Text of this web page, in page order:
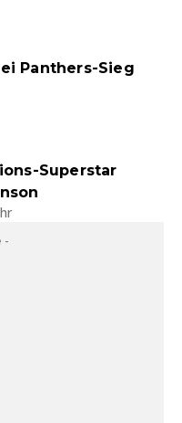
Panthers-Sieg
Superstar
-